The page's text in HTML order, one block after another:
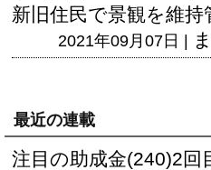
新旧住民で景観を維持
2021年09月07日 |
最近の連載
注目の助成金(240)2回